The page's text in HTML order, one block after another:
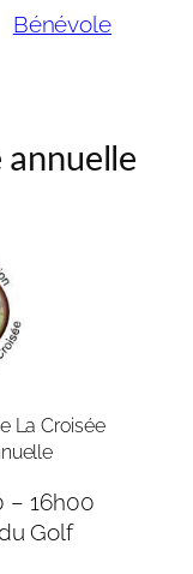
Bénévole
annuelle
La Croisée
– 16h00
Golf